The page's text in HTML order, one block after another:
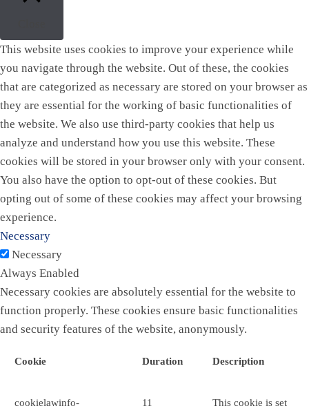
This website uses cookies to improve your experience while
you navigate through the website. Out of these, the cookies
that are categorized as necessary are stored on your browser as
they are essential for the working of basic functionalities of
the website. We also use third-party cookies that help us
analyze and understand how you use this website. These
cookies will be stored in your browser only with your consent.
You also have the option to opt-out of these cookies. But
opting out of some of these cookies may affect your browsing
experience.
Necessary
Necessary
Always Enabled
Necessary cookies are absolutely essential for the website to
function properly. These cookies ensure basic functionalities
and security features of the website, anonymously.
Cookie Duration Description
cookielawinfo-
11
This cookie is set